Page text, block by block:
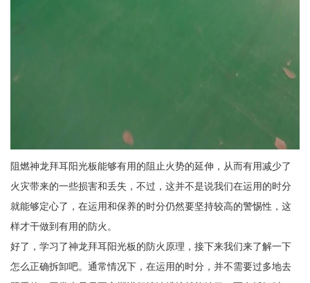
阻燃神龙拜耳阳光板能够有用的阻止火势的延伸，从而有用减少了
火灾带来的一些损害和丢失，不过，这并不是说我们在运用的时分
就能够定心了，在运用和保养的时分仍然要坚持较高的警惕性，这
样才干做到有用的防火。
好了，学习了神龙拜耳阳光板的防火原理，接下来我们来了解一下
怎么正确拆卸吧。通常情况下，在运用的时分，并不需要过多地去